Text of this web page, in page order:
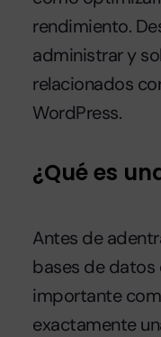
rendimiento.
administrar y
relacionados
WordPress.
¿Qué es
Antes de
bases de datos
importante
exactamente